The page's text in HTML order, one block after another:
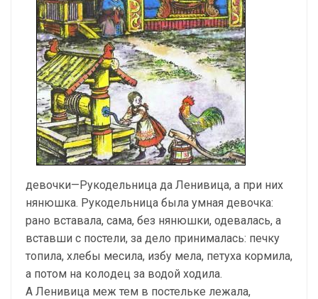
девочки—Рукодельница да Ленивица, а при них
нянюшка. Рукодельница была умная девочка:
рано вста­вала, сама, без нянюшки, одевалась, а
вставши с постели, за дело принималась: печку
топила, хлебы месила, избу мела, петуха кормила,
а потом на коло­дец за водой ходила.
А Ленивица меж тем в постельке лежала,